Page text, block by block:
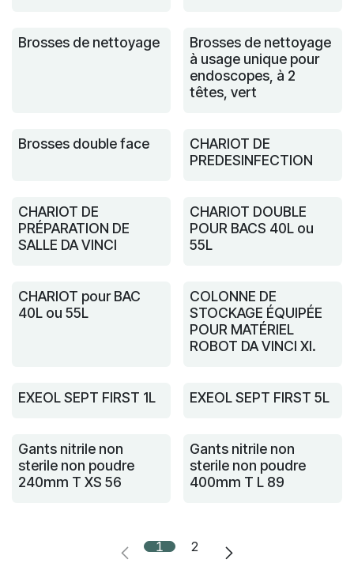
Brosses de nettoyage
Brosses de nettoyage
à usage unique pour
endoscopes, à 2
têtes, vert
Brosses double face
CHARIOT DE
PREDESINFECTION
CHARIOT DE
PRÉPARATION DE
SALLE DA VINCI
CHARIOT DOUBLE
POUR BACS 40L ou
55L
CHARIOT pour BAC
40L ou 55L
COLONNE DE
STOCKAGE ÉQUIPÉE
POUR MATÉRIEL
ROBOT DA VINCI XI.
EXEOL SEPT FIRST 1L EXEOL SEPT FIRST 5L
Gants nitrile non
sterile non poudre
240mm T XS 56
Gants nitrile non
sterile non poudre
400mm T L 89
1 2